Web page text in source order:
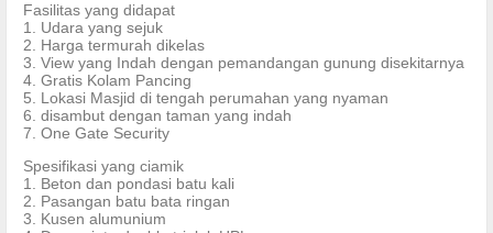
Fasilitas yang didapat
1. Udara yang sejuk
2. Harga termurah dikelas
3. View yang Indah dengan pemandangan gunung disekitarnya
4. Gratis Kolam Pancing
5. Lokasi Masjid di tengah perumahan yang nyaman
6. disambut dengan taman yang indah
7. One Gate Security
Spesifikasi yang ciamik
1. Beton dan pondasi batu kali
2. Pasangan batu bata ringan
3. Kusen alumunium